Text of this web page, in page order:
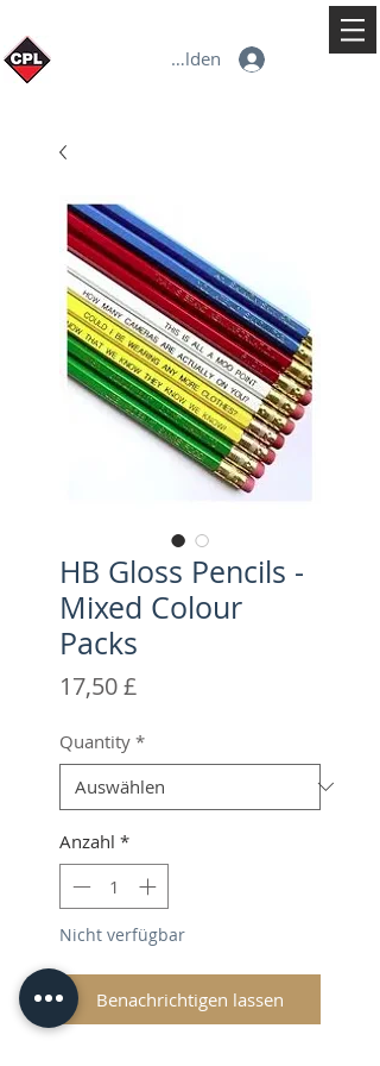
Anmelden
HB Gloss Pencils -
Mixed Colour
Packs
17,50 £Preis
Quantity *
Anzahl *
Nicht verfügbar
Benachrichtigen lassen